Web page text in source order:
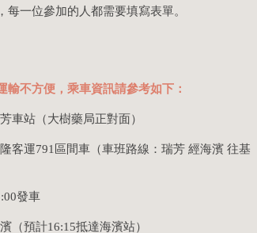
每一位參加的人都需要填寫表單。
輸不方便，乘車資訊請參考如下：
車站（大樹藥局正對面）
客運791區間車（車班路線：瑞芳 經海濱 往基
發車
（預計16:15抵達海濱站）